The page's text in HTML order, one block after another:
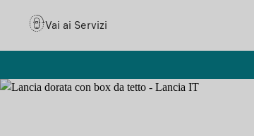
Vai ai Servizi